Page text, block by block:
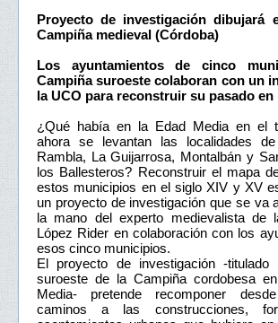
Proyecto de investigación dibujará
Campiña medieval (Córdoba)
Los ayuntamientos de cinco
Campiña suroeste colaboran con un
la UCO para reconstruir su pasado en
¿Qué había en la Edad Media en el
ahora se levantan las localidades
Rambla, La Guijarrosa, Montalbán y
los Ballesteros? Reconstruir el mapa
estos municipios en el siglo XIV y XV
un proyecto de investigación que se va
la mano del experto medievalista de
López Rider en colaboración con los
esos cinco municipios.
El proyecto de investigación -
suroeste de la Campiña cordobesa
Media- pretende recomponer
caminos a las construcciones,